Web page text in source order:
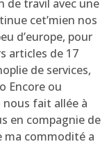
de travil avec une
cet’mien nos
d’europe, pour
articles de 17
de services,
Encore ou
nous fait allée à
en compagnie de
ma commodité a